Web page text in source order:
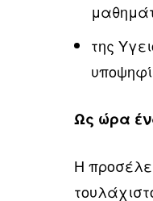
της
Ως ώρα
Η